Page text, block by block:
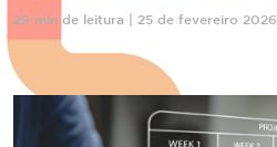
29 min de leitura | 25 de fevereiro 2026